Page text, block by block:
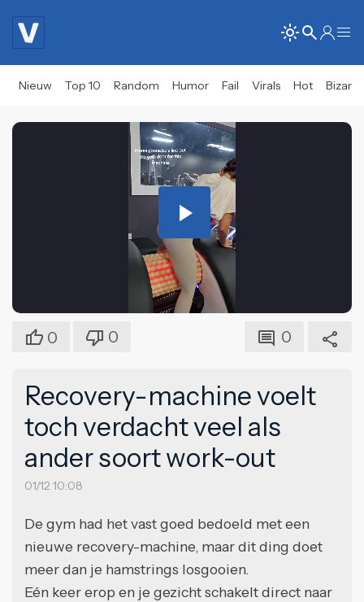
Nieuw Top 10 Random Humor Fail Virals Hot Bizar
Play
Video
0 0 0
Recovery-machine voelt
toch verdacht veel als
ander soort work-out
01/12 10:08
De gym had het vast goed bedoeld met een
nieuwe recovery-machine, maar dit ding doet
meer dan je hamstrings losgooien.
Eén keer erop en je gezicht schakelt direct naar